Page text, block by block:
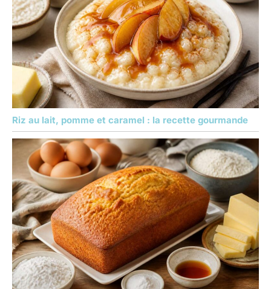
Riz au lait, pomme et caramel : la recette gourmande